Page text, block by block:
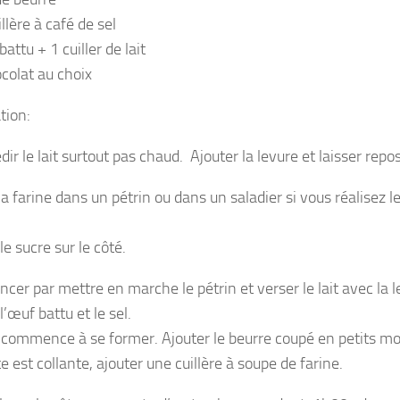
à café de sel
+ 1 cuiller de lait
au choix
le lait surtout pas chaud. Ajouter la levure et laisser
farine dans un pétrin ou dans un saladier si vous réalisez
sucre sur le côté.
par mettre en marche le pétrin et verser le lait avec la
battu et le sel.
à se former. Ajouter le beurre coupé en petits
est collante, ajouter une cuillère à soupe de farine.